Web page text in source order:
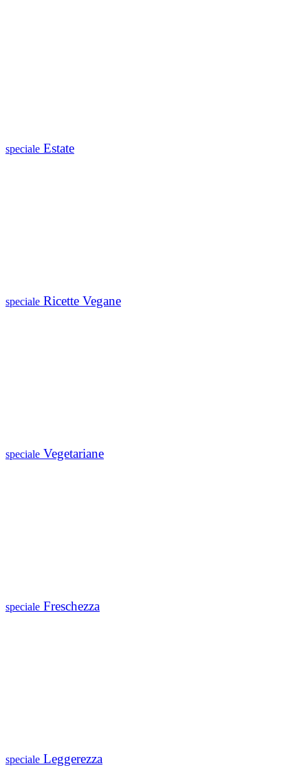
speciale Estate
speciale Ricette Vegane
speciale Vegetariane
speciale Freschezza
speciale Leggerezza